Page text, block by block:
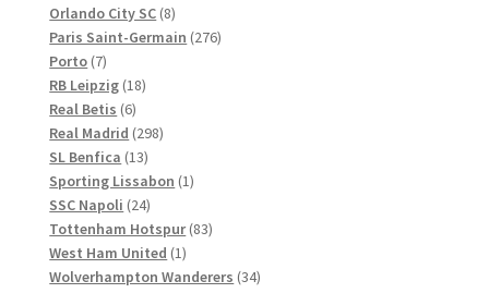
Orlando City SC 88
Produkte
Paris Saint-Germain 276276
Porto 77
Produkte
RB Leipzig 1818
Real Betis 66
Produkte
Real Madrid 298298
SL Benfica 1313
Produkte
Sporting Lissabon 11
SSC Napoli 2424
Produkte
Tottenham Hotspur 8383
West Ham United 11
Produkt
Wolverhampton Wanderers 3434